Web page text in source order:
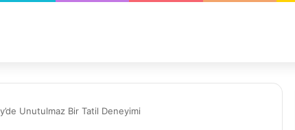
Unutulmaz Bir Tatil Deneyimi